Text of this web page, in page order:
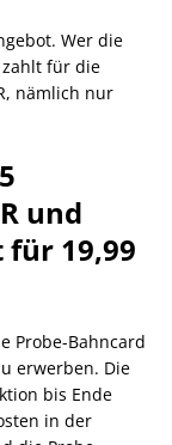
Wer die
zahlt für die
nämlich nur
und
für 19,99
Probe-Bahncard
erwerben. Die
bis Ende
in der